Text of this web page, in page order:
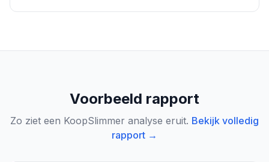
Voorbeeld rapport
Zo ziet een KoopSlimmer analyse eruit. Bekijk volledig
rapport →